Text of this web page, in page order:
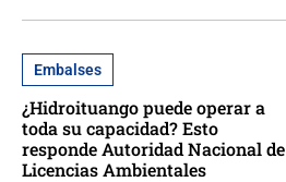
Embalses
¿Hidroituango puede operar a
toda su capacidad? Esto
responde Autoridad Nacional de
Licencias Ambientales